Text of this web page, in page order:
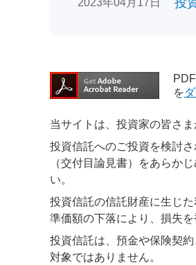
を
当サイトは、投資家の皆さ
投資信託へのご投資を検討
（交付目論見書）をあらか
い。
投資信託の信託財産に生じ
準価額の下落により、損失
投資信託は、預金や保険契
対象ではありません。